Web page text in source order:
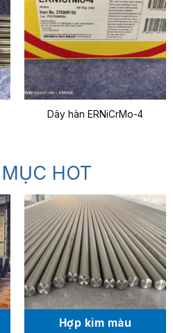
Dây hàn ERNiCrMo-4
HOT
Hợp kim màu